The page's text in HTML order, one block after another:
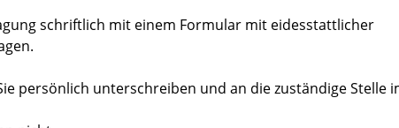
schriftlich mit einem Formular mit eidesstattlicher
persönlich unterschreiben und an die zuständige Stelle